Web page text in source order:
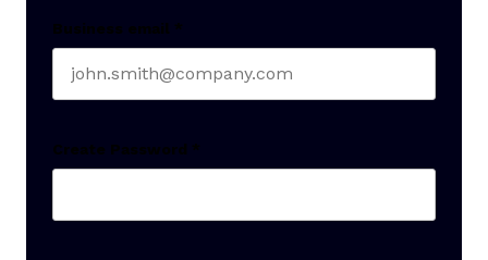
Business email *
Create Password *